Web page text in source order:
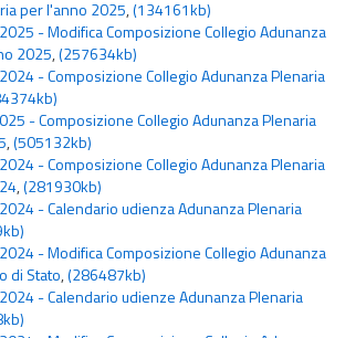
per l'anno 2025,(134161kb)
- Modifica Composizione Collegio Adunanza
2025,(257634kb)
- Composizione Collegio Adunanza Plenaria
- Composizione Collegio Adunanza Plenaria
,(505132kb)
- Composizione Collegio Adunanza Plenaria
,(281930kb)
- Calendario udienza Adunanza Plenaria
- Modifica Composizione Collegio Adunanza
di Stato,(286487kb)
- Calendario udienze Adunanza Plenaria